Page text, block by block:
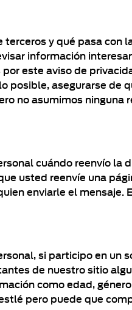
terceros y qué pasa
información
este aviso de
posible, asegurarse de
no asumimos
cuándo reenvío
usted reenvíe una
enviarle el
si participo en
de nuestro sitio
como edad,
pero puede que